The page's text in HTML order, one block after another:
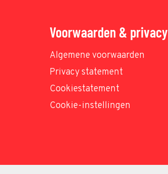
Voorwaarden & privacy
Algemene voorwaarden
Privacy statement
Cookiestatement
Cookie-instellingen